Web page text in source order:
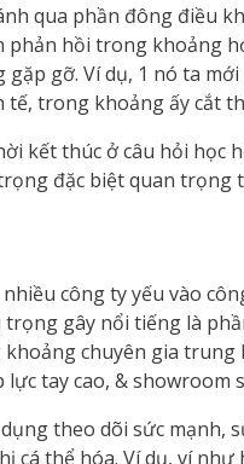
qua phần đông điều
hồi trong khoảng
gỡ. Ví dụ, 1 nó ta
trong khoảng ấy cắt
kết thúc ở câu hỏi
đặc biệt quan
công ty yếu vào
trọng gây nổi tiếng là
chuyên gia
tay cao, & showroom
theo dõi sức
cá thể hóa. Ví dụ, ví